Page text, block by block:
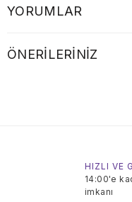
YORUMLAR
ÖNERILERINIZ
HIZLI VE
14:00'e
imkanı